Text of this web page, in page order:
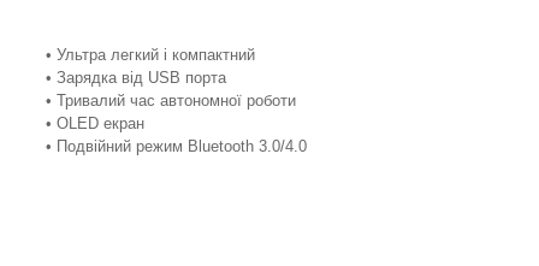
• Ультра легкий і компактний
• Зарядка від USB порта
• Тривалий час автономної роботи
• OLED екран
• Подвійний режим Bluetooth 3.0/4.0